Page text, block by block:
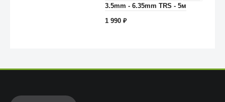
3.5mm - 6.35mm TRS - 5м
1 990₽